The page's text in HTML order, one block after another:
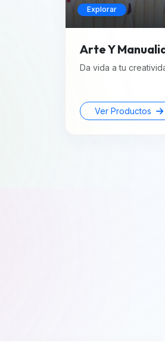
Explorar
Arte Y
Da vida a tu
Ver Productos